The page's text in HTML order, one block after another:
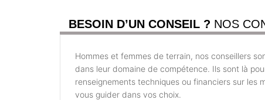
BESOIN D’UN CONSEIL ? NOS
Hommes et femmes de terrain, nos conseillers
dans leur domaine de compétence. Ils sont là
renseignements techniques ou financiers sur les
vous guider dans vos choix.